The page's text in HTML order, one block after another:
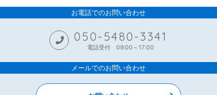
お電話でのお問い合わせ
050-5480-3341
電話受付 09:00～17:00
メールでのお問い合わせ